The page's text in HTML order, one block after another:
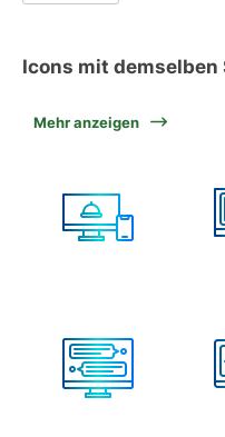
Icons mit demselben
Mehr anzeigen